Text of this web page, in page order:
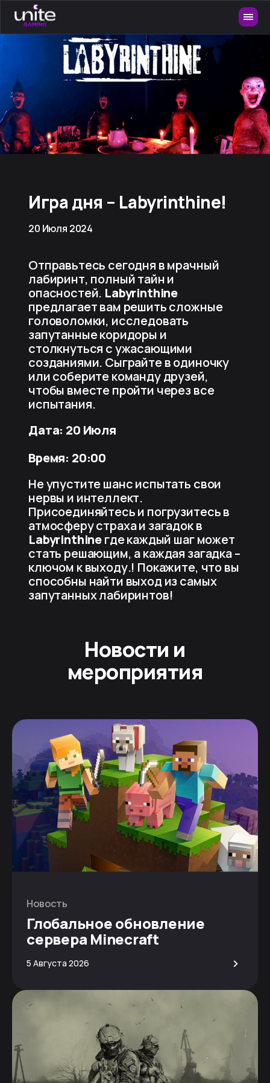
Игра дня – Labyrinthine!
20 Июля 2024
Отправьтесь сегодня в мрачный
лабиринт, полный тайн и
опасностей. Labyrinthine
предлагает вам решить сложные
головоломки, исследовать
запутанные коридоры и
столкнуться с ужасающими
созданиями. Сыграйте в одиночку
или соберите команду друзей,
чтобы вместе пройти через все
испытания.
Дата: 20 Июля
Время: 20:00
Не упустите шанс испытать свои
нервы и интеллект.
Присоединяйтесь и погрузитесь в
атмосферу страха и загадок в
Labyrinthineгде каждый шаг может
стать решающим, а каждая загадка –
ключом к выходу.! Покажите, что вы
способны найти выход из самых
запутанных лабиринтов!
Новости и
мероприятия
Новость
Глобальное обновление
сервера Minecraft
5 Августа 2026 >